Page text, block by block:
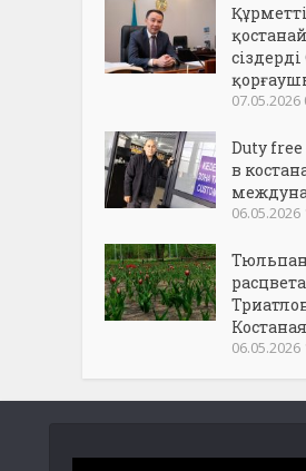
Құрметті
07.05.2026
Duty
в
06.05.2026
Костаная
06.05.2026